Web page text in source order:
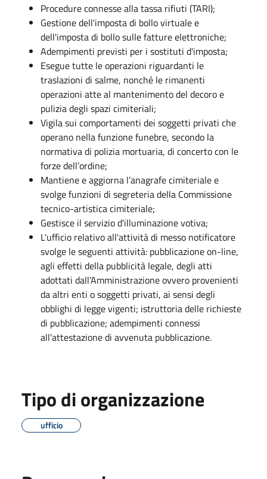
Procedure connesse alla tassa rifiuti (TARI);
Gestione dell'imposta di bollo virtuale e
dell'imposta di bollo sulle fatture elettroniche;
Adempimenti previsti per i sostituti d'imposta;
Esegue tutte le operazioni riguardanti le
traslazioni di salme, nonché le rimanenti
operazioni atte al mantenimento del decoro e
pulizia degli spazi cimiteriali;
Vigila sui comportamenti dei soggetti privati che
operano nella funzione funebre, secondo la
normativa di polizia mortuaria, di concerto con le
forze dell’ordine;
Mantiene e aggiorna l’anagrafe cimiteriale e
svolge funzioni di segreteria della Commissione
tecnico-artistica cimiteriale;
Gestisce il servizio d'illuminazione votiva;
L'ufficio relativo all'attività di messo notificatore
svolge le seguenti attività: pubblicazione on-line,
agli effetti della pubblicità legale, degli atti
adottati dall'Amministrazione ovvero provenienti
da altri enti o soggetti privati, ai sensi degli
obblighi di legge vigenti; istruttoria delle richieste
di pubblicazione; adempimenti connessi
all'attestazione di avvenuta pubblicazione.
Tipo di organizzazione
ufficio